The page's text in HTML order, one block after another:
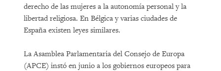
derecho de las mujeres a la autonomía personal y la
libertad religiosa. En Bélgica y varias ciudades de
España existen leyes similares.
La Asamblea Parlamentaria del Consejo de Europa
(APCE) instó en junio a los gobiernos europeos para